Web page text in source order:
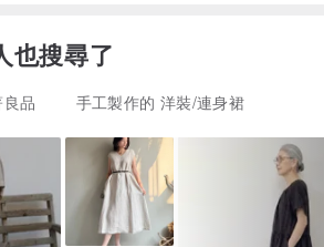
也搜尋了
品 手工製作的 洋裝/連身裙